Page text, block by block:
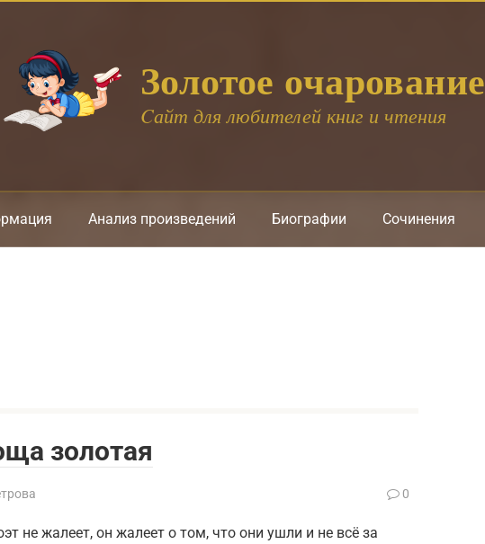
Золотое очарование
Cайт для любителей книг и чтения
Анализ произведений Биографии Сочинения
золотая
0
не жалеет, он жалеет о том, что они ушли и не всё за